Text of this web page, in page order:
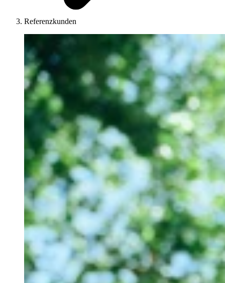
Referenzkunden